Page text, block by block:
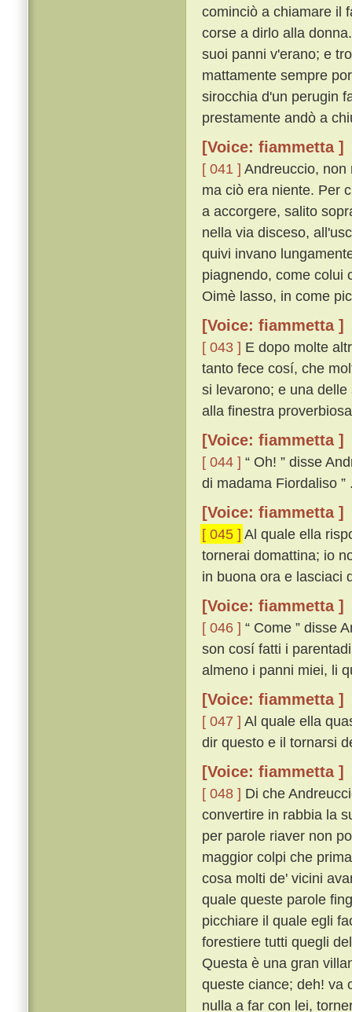
cominciò a chiamare il
corse a dirlo alla
suoi panni v'erano; e
mattamente sempre
sirocchia d'un perugin
prestamente andò a
[Voice: fiammetta ]
[ 041 ] Andreuccio, non
ma ciò era niente. Per
a accorgere, salito
nella via disceso,
quivi invano
piagnendo, come colui
Oimè lasso, in come
[Voice: fiammetta ]
[ 043 ] E dopo molte
tanto fece cosí, che
si levarono; e una
alla finestra
[Voice: fiammetta ]
[ 044 ] “ Oh! ” disse
di madama Fiordaliso ”
[Voice: fiammetta ]
[ 045 ] Al quale ella
tornerai domattina; io
in buona ora e lasciaci
[Voice: fiammetta ]
[ 046 ] “ Come ” disse
son cosí fatti i
almeno i panni miei, li
[Voice: fiammetta ]
[ 047 ] Al quale ella
dir questo e il tornarsi
[Voice: fiammetta ]
[ 048 ] Di che
convertire in rabbia la
per parole riaver non
maggior colpi che
cosa molti de' vicini
quale queste parole
picchiare il quale egli
forestiere tutti quegli
Questa è una gran
queste ciance; deh! va
nulla a far con lei,